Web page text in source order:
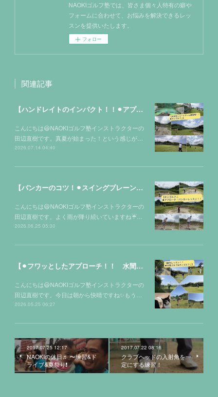
NAOKIゴルフ塾では、皆さま個々人特有の癖や
フォームに合わせて、お悩みを解決できるレッ
スンを提供いたします。
フォロー
関連記事
【ハンドレイトのインパクト！！⚫︎アプローチ・バンカーレッスン❗️オンゴルフ⛳️】
こんにちは😃NAOKIゴルフ塾インストラクターの
田辺直樹です。真夏が始まった！という感じが…
2026.07.14 04:40
【バンカーのコツ！⚫︎スイングプレーン！！ in オンゴルフ⛳️】
こんにちは😃NAOKIゴルフ塾インストラクターの
田辺直樹です。よく雨が降り続いていますね☔…
2026.06.25 05:30
【⚫︎フワッとしたアプローチ！！ 水間ゴルフクラブ&オンゴルフ⛳️ 屋外レッスン！！】
こんにちは😃NAOKIゴルフ塾インストラクターの
田辺直樹です。今日は朝から快晴ですね✨もう…
2026.05.25 06:27
2017.07.25 12:17
NAOKIの休日♬ 〜練習&ド
ライブ&夏祭り❗️
2017.07.22 08:16
クラブヘッドの入射角を一
定にする練習！